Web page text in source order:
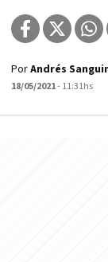
PorAndrés
18/05/2021- 11:31hs